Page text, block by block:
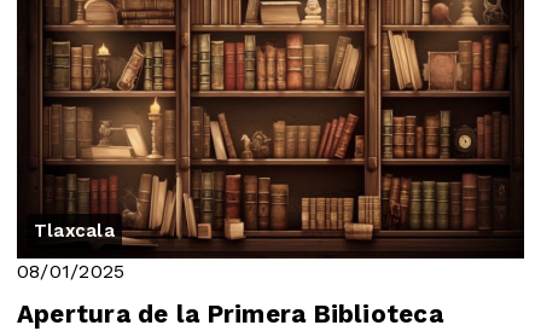
Tlaxcala
08/01/2025
Apertura de la Primera Biblioteca